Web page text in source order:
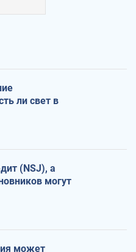
ли свет в
(NSJ), а
могут
может